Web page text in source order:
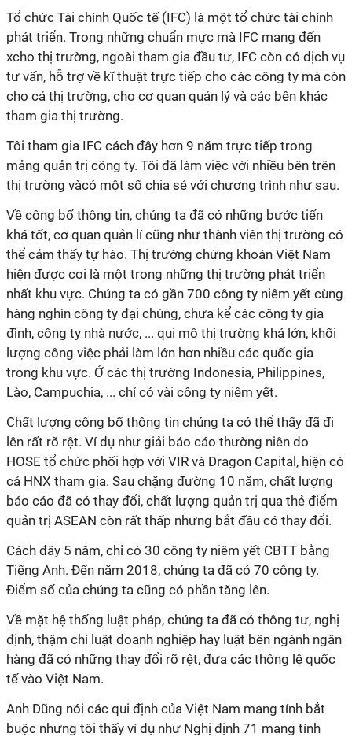
Tổ chức Tài chính Quốc tế (IFC) là một tổ chức tài chính
phát triển. Trong những chuẩn mực mà IFC mang đến
xcho thị trường, ngoài tham gia đầu tư, IFC còn có dịch vụ
tư vấn, hỗ trợ về kĩ thuật trực tiếp cho các công ty mà còn
cho cả thị trường, cho cơ quan quản lý và các bên khác
tham gia thị trường.
Tôi tham gia IFC cách đây hơn 9 năm trực tiếp trong
mảng quản trị công ty. Tôi đã làm việc với nhiều bên trên
thị trường vàcó một số chia sẻ với chương trình như sau.
Về công bố thông tin, chúng ta đã có những bước tiến
khá tốt, cơ quan quản lí cũng như thành viên thị trường có
thể cảm thấy tự hào. Thị trường chứng khoán Việt Nam
hiện được coi là một trong những thị trường phát triển
nhất khu vực. Chúng ta có gần 700 công ty niêm yết cùng
hàng nghìn công ty đại chúng, chưa kể các công ty gia
đình, công ty nhà nước, ... qui mô thị trường khá lớn, khối
lượng công việc phải làm lớn hơn nhiều các quốc gia
trong khu vực. Ở các thị trường Indonesia, Philippines,
Lào, Campuchia, ... chỉ có vài công ty niêm yết.
Chất lượng công bố thông tin chúng ta có thể thấy đã đi
lên rất rõ rệt. Ví dụ như giải báo cáo thường niên do
HOSE tổ chức phối hợp với VIR và Dragon Capital, hiện có
cả HNX tham gia. Sau chặng đường 10 năm, chất lượng
báo cáo đã có thay đổi, chất lượng quản trị qua thẻ điểm
quản trị ASEAN còn rất thấp nhưng bắt đầu có thay đổi.
Cách đây 5 năm, chỉ có 30 công ty niêm yết CBTT bằng
Tiếng Anh. Đến năm 2018, chúng ta đã có 70 công ty.
Điểm số của chúng ta cũng có phần tăng lên.
Về mặt hệ thống luật pháp, chúng ta đã có thông tư, nghị
định, thậm chí luật doanh nghiệp hay luật bên ngành ngân
hàng đã có những thay đổi rõ rệt, đưa các thông lệ quốc
tế vào Việt Nam.
Anh Dũng nói các qui định của Việt Nam mang tính bắt
buộc nhưng tôi thấy ví dụ như Nghị định 71 mang tính